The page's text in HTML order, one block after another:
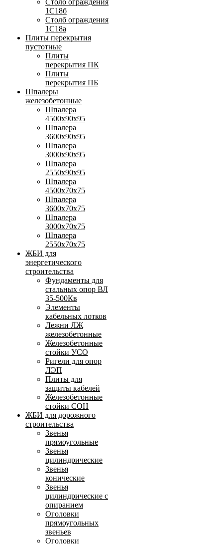
Столб ограждения
1С18б
Столб ограждения
1С18а
Плиты перекрытия
пустотные
Плиты
перекрытия ПК
Плиты
перекрытия ПБ
Шпалеры
железобетонные
Шпалера
4500х90х95
Шпалера
3600х90х95
Шпалера
3000х90х95
Шпалера
2550х90х95
Шпалера
4500х70х75
Шпалера
3600х70х75
Шпалера
3000х70х75
Шпалера
2550х70х75
ЖБИ для
энергетического
строительства
Фундаменты для
стальных опор ВЛ
35-500Кв
Элементы
кабельных лотков
Лежни ЛЖ
железобетонные
Железобетонные
стойки УСО
Ригели для опор
ЛЭП
Плиты для
защиты кабелей
Железобетонные
стойки СОН
ЖБИ для дорожного
строительства
Звенья
прямоугольные
Звенья
цилиндрические
Звенья
конические
Звенья
цилиндрические с
опиранием
Оголовки
прямоугольных
звеньев
Оголовки